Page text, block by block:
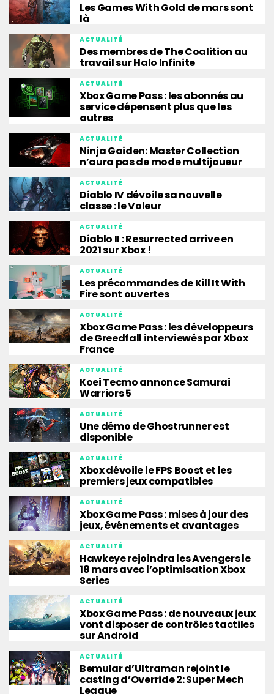
Les Games With Gold de mars sont
là
ACTUALITÉ
Des membres de The Coalition au
travail sur Halo Infinite
ACTUALITÉ
Xbox Game Pass : les abonnés au
service dépensent plus que les
autres
ACTUALITÉ
Ninja Gaiden: Master Collection
n’aura pas de mode multijoueur
ACTUALITÉ
Diablo IV dévoile sa nouvelle
classe : le Voleur
ACTUALITÉ
Diablo II : Resurrected arrive en
2021 sur Xbox !
ACTUALITÉ
Les précommandes de Kill It With
Fire sont ouvertes
ACTUALITÉ
Xbox Game Pass : les développeurs
de Greedfall interviewés par Xbox
France
ACTUALITÉ
Koei Tecmo annonce Samurai
Warriors 5
ACTUALITÉ
Une démo de Ghostrunner est
disponible
ACTUALITÉ
Xbox dévoile le FPS Boost et les
premiers jeux compatibles
ACTUALITÉ
Xbox Game Pass : mises à jour des
jeux, événements et avantages
ACTUALITÉ
Hawkeye rejoindra les Avengers le
18 mars avec l’optimisation Xbox
Series
ACTUALITÉ
Xbox Game Pass : de nouveaux jeux
vont disposer de contrôles tactiles
sur Android
ACTUALITÉ
Bemular d’Ultraman rejoint le
casting d’Override 2: Super Mech
League